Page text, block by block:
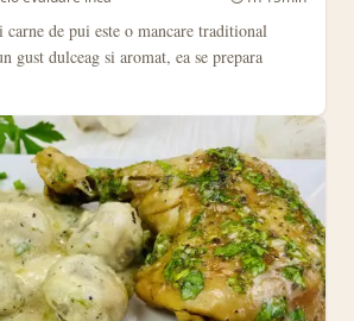
carne de pui este o mancare traditional
gust dulceag si aromat, ea se prepara